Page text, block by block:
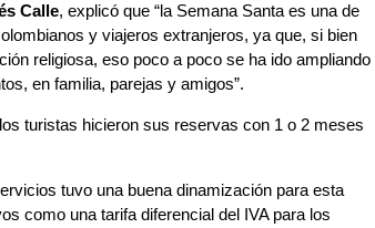
Calle, explicó que “la Semana Santa es una de
y viajeros extranjeros, ya que, si bien
religiosa, eso poco a poco se ha ido ampliando
en familia, parejas y amigos”.
turistas hicieron sus reservas con 1 o 2 meses
tuvo una buena dinamización para esta
como una tarifa diferencial del IVA para los